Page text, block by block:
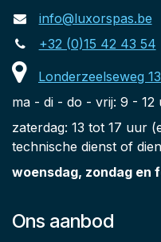
info@luxorspas.be
+32 (0)15 42 43 54
Londerzeelseweg
ma - di - do - vrij: 9 - 12
zaterdag: 13 tot 17 uur
technische dienst of
woensdag, zondag en
Ons aanbod